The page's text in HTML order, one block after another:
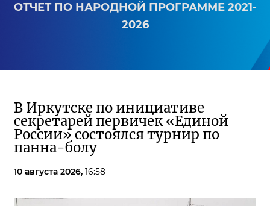
ОТЧЕТ ПО НАРОДНОЙ ПРОГРАММЕ 2021-
2026
В Иркутске по инициативе
секретарей первичек «Единой
России» состоялся турнир по
панна-болу
10 августа 2026, 16:58